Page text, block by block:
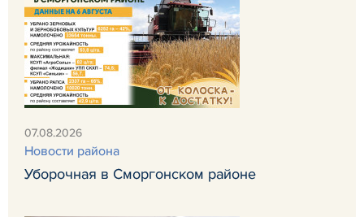
07.08.2026
Новости района
Уборочная в Сморгонском районе